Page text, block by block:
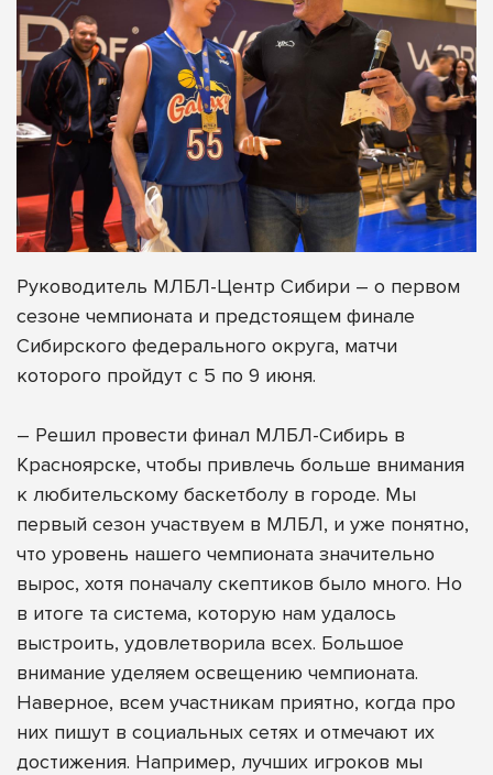
Руководитель МЛБЛ-Центр Сибири – о первом
сезоне чемпионата и предстоящем финале
Сибирского федерального округа, матчи
которого пройдут с 5 по 9 июня.
– Решил провести финал МЛБЛ-Сибирь в
Красноярске, чтобы привлечь больше внимания
к любительскому баскетболу в городе. Мы
первый сезон участвуем в МЛБЛ, и уже понятно,
что уровень нашего чемпионата значительно
вырос, хотя поначалу скептиков было много. Но
в итоге та система, которую нам удалось
выстроить, удовлетворила всех. Большое
внимание уделяем освещению чемпионата.
Наверное, всем участникам приятно, когда про
них пишут в социальных сетях и отмечают их
достижения. Например, лучших игроков мы